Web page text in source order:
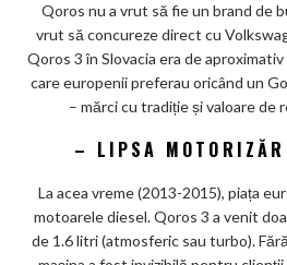
Qoros nu a vrut să fie un brand de
vrut să concureze direct cu
Qoros 3 în Slovacia era de aproximativ
care europenii preferau oricând un
– mărci cu tradiție și valoare de
– LIPSA
La acea vreme (2013-2015), piața
motoarele diesel. Qoros 3 a venit
de 1.6 litri (atmosferic sau turbo).